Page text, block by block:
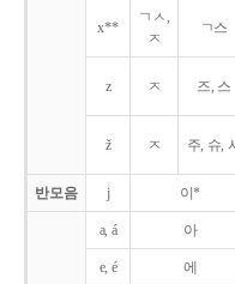
x**
ㄱㅅ,
ㅈ
ㄱ스
z ㅈ 즈, 스
ž ㅈ 주, 슈, 시
반모음 j 이*
a, á 아
e, é 에